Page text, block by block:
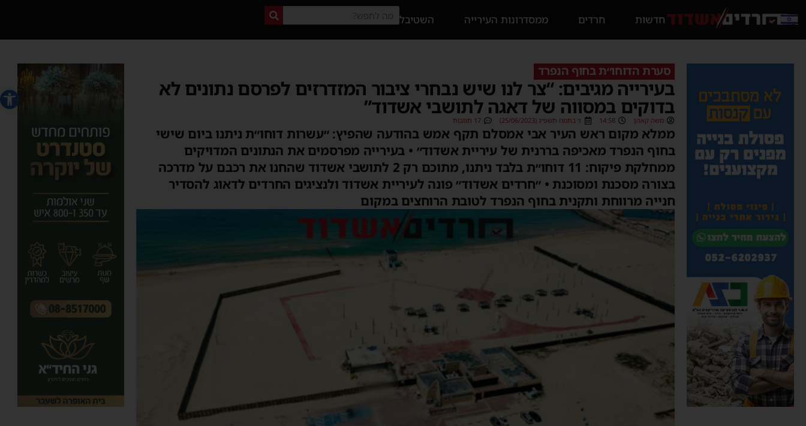
פתח
חדשות חרדים ממסדרונות העירייה השטיבל
סערת הדוחו״ת בחוף הנפרד
בעירייה מגיבים: “צר לנו שיש נבחרי ציבור המזדרזים לפרסם נתונים לא
בדוקים במסווה של דאגה לתושבי אשדוד”
משה קאהן 14:58 ו׳ בתמוז תשפ״ג (25/06/2023) 17 תגובות
ממלא מקום ראש העיר אבי אמסלם תקף אמש בהודעה שהפיץ: ״עשרות דוחו״ת ניתנו ביום שישי
בחוף הנפרד מאכיפה בררנית של עיריית אשדוד״ • בעירייה מפרסמים את הנתונים המדויקים
ממחלקת פיקוח: 11 דוחו״ת בלבד ניתנו, מתוכם רק 2 לתושבי אשדוד שהחנו את רכבם על מדרכה
בצורה מסכנת ומסוכנת • ״חרדים אשדוד״ פונה לעיריית אשדוד ולנציגים החרדים לדאוג להסדיר
חנייה מרווחת ותקנית בחוף הנפרד לטובת הרוחצים במקום